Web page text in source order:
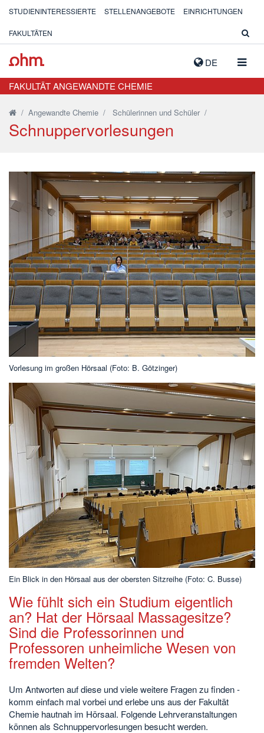
DE
STUDIENINTERESSIERTE STELLENANGEBOTE EINRICHTUNGEN
FAKULTÄTEN
FAKULTÄT ANGEWANDTE CHEMIE
/ Angewandte Chemie / Schülerinnen und Schüler /
Schnuppervorlesungen
Vorlesung im großen Hörsaal (Foto: B. Götzinger)
Ein Blick in den Hörsaal aus der obersten Sitzreihe (Foto: C. Busse)
Wie fühlt sich ein Studium eigentlich
an? Hat der Hörsaal Massagesitze?
Sind die Professorinnen und
Professoren unheimliche Wesen von
fremden Welten?
Um Antworten auf diese und viele weitere Fragen zu finden -
komm einfach mal vorbei und erlebe uns aus der Fakultät
Chemie hautnah im Hörsaal. Folgende Lehrveranstaltungen
können als Schnuppervorlesungen besucht werden.